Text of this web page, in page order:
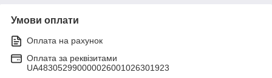
Умови оплати
Оплата на рахунок
Оплата за реквізитами
UA483052990000026001026301923